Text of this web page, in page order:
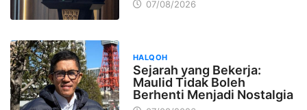
07/08/2026
HALQOH
Sejarah yang Bekerja:
Maulid Tidak Boleh
Berhenti Menjadi Nostalgia